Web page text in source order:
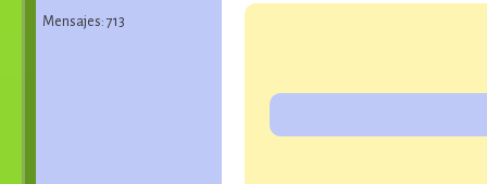
Mensajes: 713